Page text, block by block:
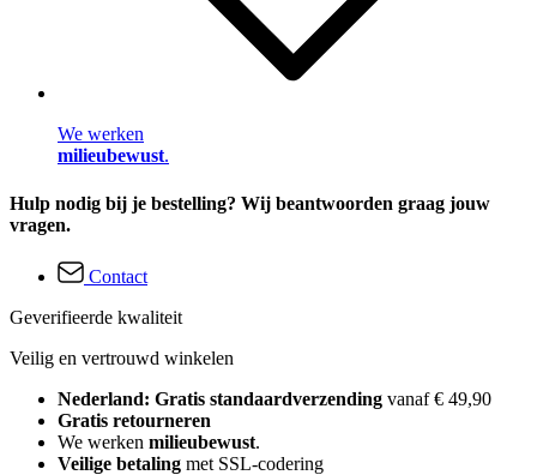
We werken
milieubewust.
Hulp nodig bij je bestelling? Wij beantwoorden graag jouw
vragen.
Contact
Geverifieerde kwaliteit
Veilig en vertrouwd winkelen
Nederland: Gratis standaardverzending vanaf € 49,90
Gratis retourneren
We werken milieubewust.
Veilige betaling met SSL-codering